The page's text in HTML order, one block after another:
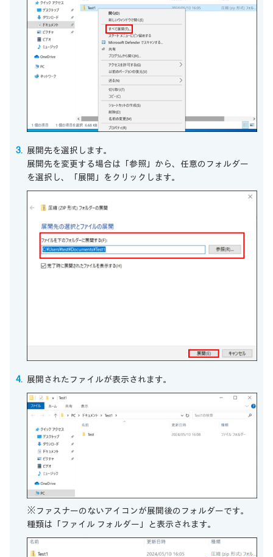
展開先を選択します。
展開先を変更する場合は「参照」から、任意のフォルダー
を選択し、「展開」をクリックします。
展開されたファイルが表示されます。
※ファスナーのないアイコンが展開後のフォルダーです。
種類は「ファイル フォルダー」と表示されます。